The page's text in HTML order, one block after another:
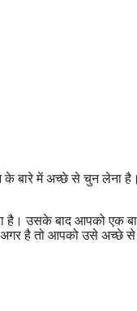
के बारे में अच्छे से चुन लेना
है। उसके बाद आपको एक
अगर है तो आपको उसे अच्छे